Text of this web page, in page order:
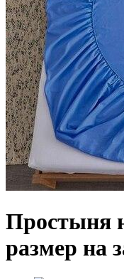
Простыня
размер на